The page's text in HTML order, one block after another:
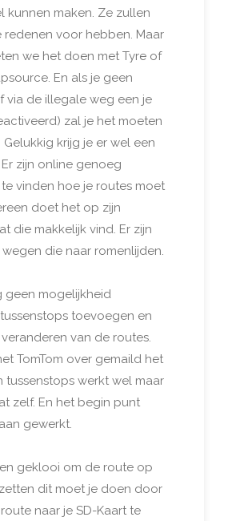
kunnen maken. Ze zullen
redenen voor hebben. Maar
we het doen met Tyre of
En als je geen
via de illegale weg een je
zal je het moeten
Gelukkig krijg je er wel een
zijn online genoeg
vinden hoe je routes moet
doet het op zijn
die makkelijk vind. Er zijn
die naar romenlijden.
geen mogelijkheid
toevoegen en
van de routes.
TomTom over gemaild het
tussenstops werkt wel maar
zelf. En het begin punt
gewerkt.
geklooi om de route op
dit moet je doen door
naar je SD-Kaart te